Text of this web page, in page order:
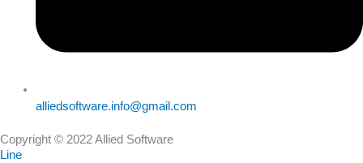
alliedsoftware.info@gmail.com
Copyright © 2022 Allied Software
Line